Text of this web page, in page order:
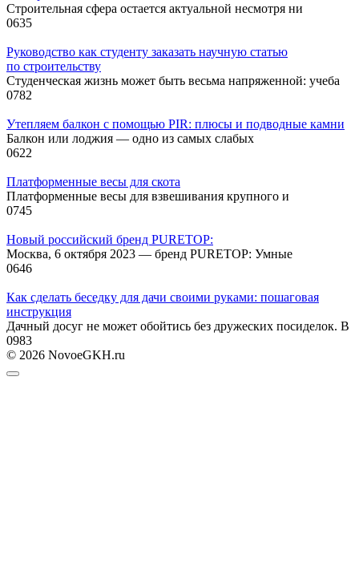
Строительная сфера остается актуальной несмотря ни
0635
Руководство как студенту заказать научную статью
по строительству
Студенческая жизнь может быть весьма напряженной: учеба
0782
Утепляем балкон с помощью PIR: плюсы и подводные камни
Балкон или лоджия — одно из самых слабых
0622
Платформенные весы для скота
Платформенные весы для взвешивания крупного и
0745
Новый российский бренд PURETOP:
Москва, 6 октября 2023 — бренд PURETOP: Умные
0646
Как сделать беседку для дачи своими руками: пошаговая
инструкция
Дачный досуг не может обойтись без дружеских посиделок. В
0983
© 2026 NovoeGKH.ru